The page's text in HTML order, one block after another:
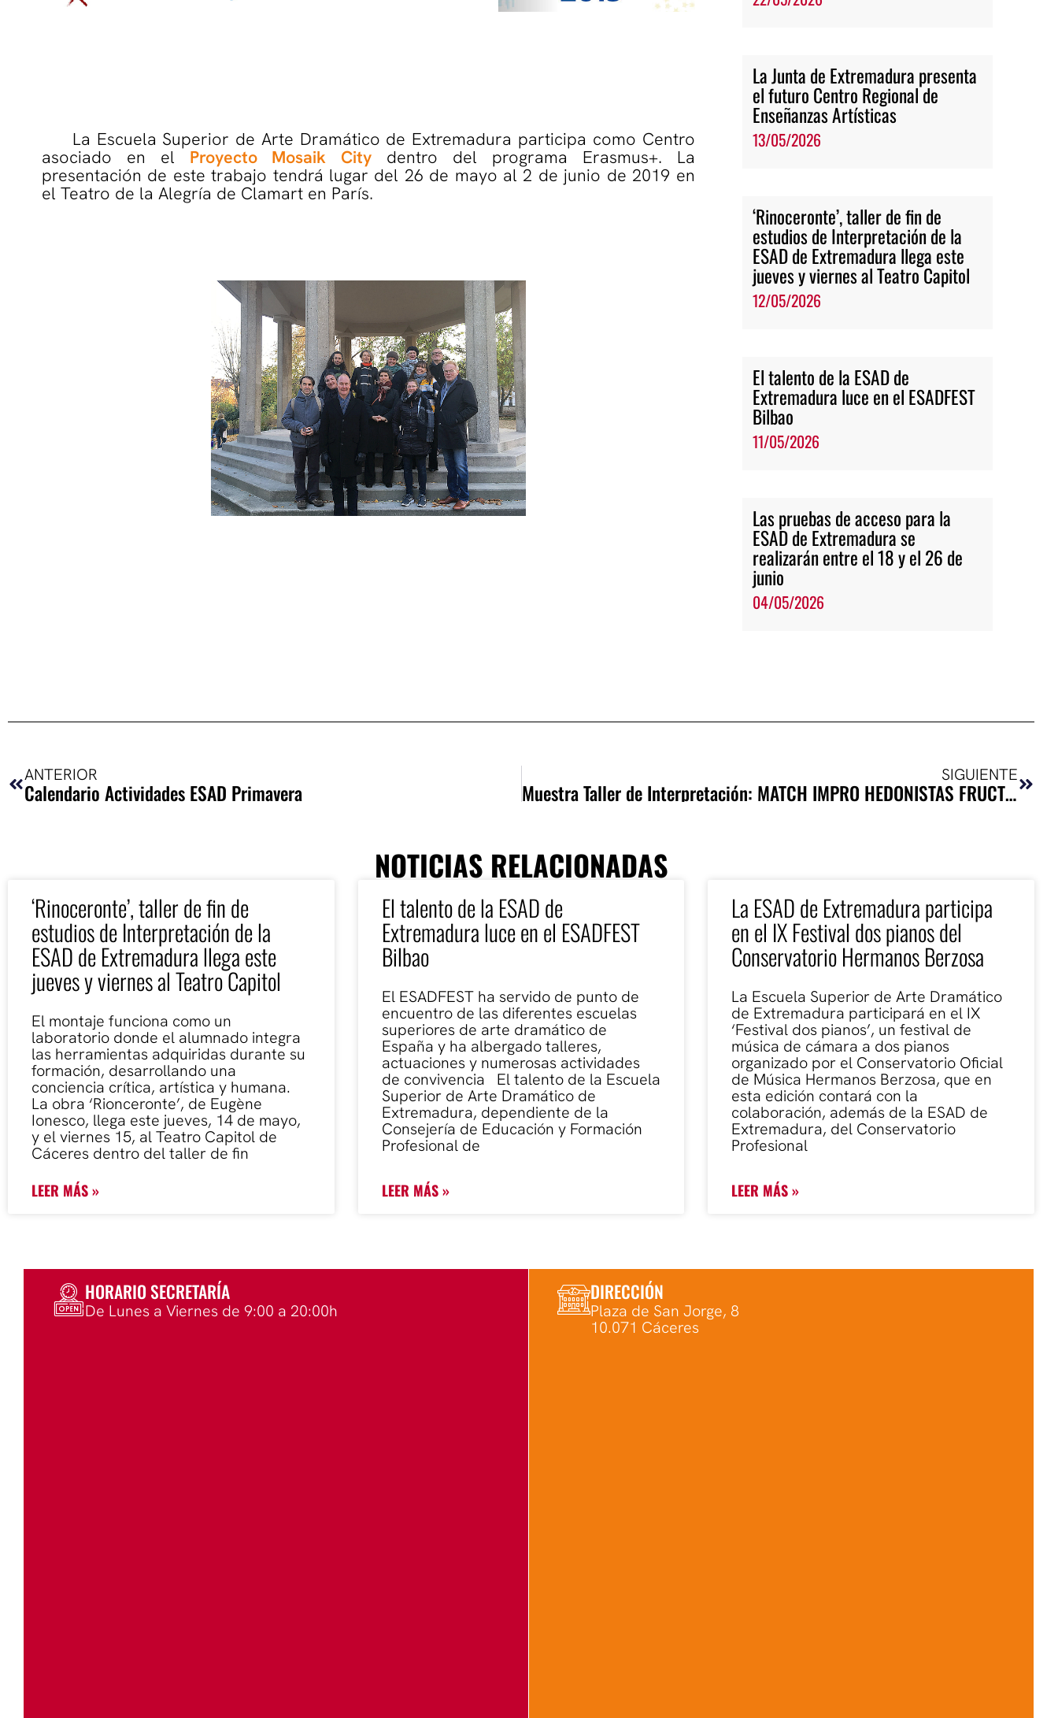
La Escuela Superior de Arte Dramático de Extremadura participa como Centro
asociado en el Proyecto Mosaik City dentro del programa Erasmus+. La
presentación de este trabajo tendrá lugar del 26 de mayo al 2 de junio de 2019 en
el Teatro de la Alegría de Clamart en París.
La Junta de Extremadura presenta
el futuro Centro Regional de
Enseñanzas Artísticas
13/05/2026
‘Rinoceronte’, taller de fin de
estudios de Interpretación de la
ESAD de Extremadura llega este
jueves y viernes al Teatro Capitol
12/05/2026
El talento de la ESAD de
Extremadura luce en el ESADFEST
Bilbao
11/05/2026
Las pruebas de acceso para la
ESAD de Extremadura se
realizarán entre el 18 y el 26 de
junio
04/05/2026
ANTERIOR
Calendario Actividades ESAD Primavera
SIGUIENTE
Muestra Taller de Interpretación: MATCH IMPRO HEDONISTAS FRUCTÍFEROS
NOTICIAS RELACIONADAS
‘Rinoceronte’, taller de fin de
estudios de Interpretación de la
ESAD de Extremadura llega este
jueves y viernes al Teatro Capitol
El montaje funciona como un
laboratorio donde el alumnado integra
las herramientas adquiridas durante su
formación, desarrollando una
conciencia crítica, artística y humana.
La obra ‘Rionceronte’, de Eugène
Ionesco, llega este jueves, 14 de mayo,
y el viernes 15, al Teatro Capitol de
Cáceres dentro del taller de fin
LEER MÁS »
El talento de la ESAD de
Extremadura luce en el ESADFEST
Bilbao
El ESADFEST ha servido de punto de
encuentro de las diferentes escuelas
superiores de arte dramático de
España y ha albergado talleres,
actuaciones y numerosas actividades
de convivencia El talento de la Escuela
Superior de Arte Dramático de
Extremadura, dependiente de la
Consejería de Educación y Formación
Profesional de
LEER MÁS »
La ESAD de Extremadura participa
en el IX Festival dos pianos del
Conservatorio Hermanos Berzosa
La Escuela Superior de Arte Dramático
de Extremadura participará en el IX
‘Festival dos pianos’, un festival de
música de cámara a dos pianos
organizado por el Conservatorio Oficial
de Música Hermanos Berzosa, que en
esta edición contará con la
colaboración, además de la ESAD de
Extremadura, del Conservatorio
Profesional
LEER MÁS »
HORARIO SECRETARÍA
De Lunes a Viernes de 9:00 a 20:00h
DIRECCIÓN
Plaza de San Jorge, 8
10.071 Cáceres